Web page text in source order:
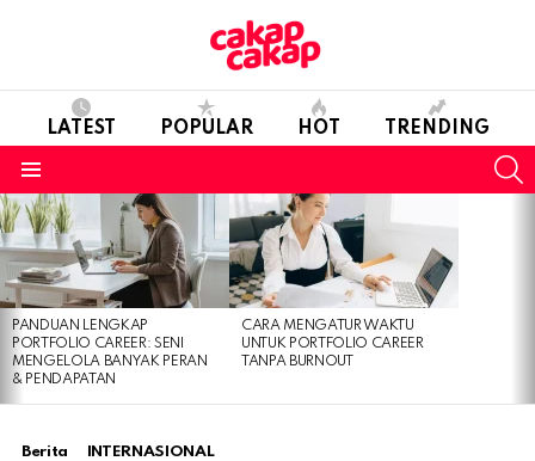
LATEST POPULAR HOT TRENDING
LATEST
STORIES
PANDUAN LENGKAP
PORTFOLIO CAREER: SENI
MENGELOLA BANYAK PERAN
& PENDAPATAN
CARA MENGATUR WAKTU
UNTUK PORTFOLIO CAREER
TANPA BURNOUT
Berita INTERNASIONAL